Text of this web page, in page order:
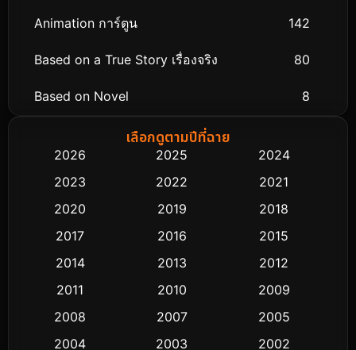
Animation การ์ตูน 142
Based on a True Story เรื่องจริง 80
Based on Novel 8
Biography ชีวิตจริง
Classic หนังคลาสสิก
Comedy ตลก 445
Crime อาชญากรรม 518
เลือกดูตามปีที่ฉาย
2026 2025
2024
2023
2022
2021
2020
2019
2018
2017
2016
2015
2014
2013
2012
2011
2010
2009
2008
2007
2005
2004
2003
2002